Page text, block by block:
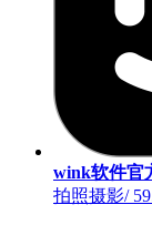
wink软件官
拍照摄影/